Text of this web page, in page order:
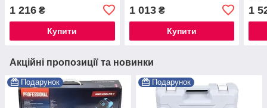
1 216 ₴
Купити
1 013₴
Купити
1
Акційні пропозиції та новинки
Подарунок Подарунок